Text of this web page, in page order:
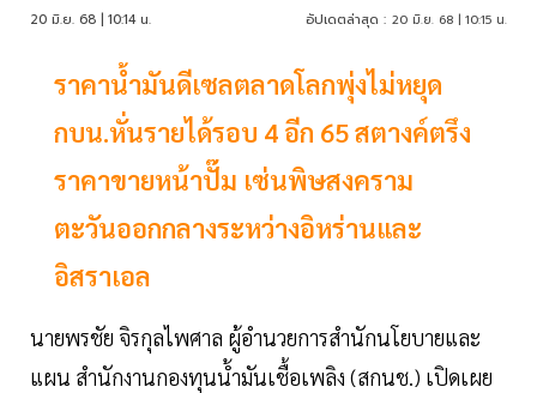
20 มิ.ย. 68 | 10:14 น. อัปเดตล่าสุด : 20 มิ.ย. 68 | 10:15 น.
ราคาน้ำมันดีเซลตลาดโลกพุ่งไม่หยุด
กบน.หั่นรายได้รอบ 4 อีก 65 สตางค์ตรึง
ราคาขายหน้าปั๊ม เซ่นพิษสงคราม
ตะวันออกกลางระหว่างอิหร่านและ
อิสราเอล
นายพรชัย จิรกุลไพศาล ผู้อำนวยการสำนักนโยบายและ
แผน สำนักงานกองทุนน้ำมันเชื้อเพลิง (สกนช.) เปิดเผย